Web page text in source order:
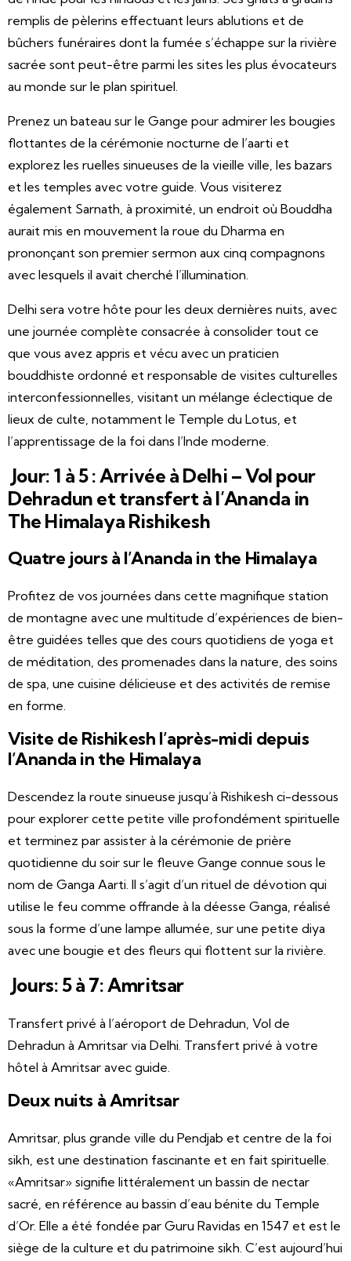
remplis de pèlerins effectuant leurs ablutions et de
bûchers funéraires dont la fumée s’échappe sur la rivière
sacrée sont peut-être parmi les sites les plus évocateurs
au monde sur le plan spirituel.
Prenez un bateau sur le Gange pour admirer les bougies
flottantes de la cérémonie nocturne de l’aarti et
explorez les ruelles sinueuses de la vieille ville, les bazars
et les temples avec votre guide. Vous visiterez
également Sarnath, à proximité, un endroit où Bouddha
aurait mis en mouvement la roue du Dharma en
prononçant son premier sermon aux cinq compagnons
avec lesquels il avait cherché l’illumination.
Delhi sera votre hôte pour les deux dernières nuits, avec
une journée complète consacrée à consolider tout ce
que vous avez appris et vécu avec un praticien
bouddhiste ordonné et responsable de visites culturelles
interconfessionnelles, visitant un mélange éclectique de
lieux de culte, notamment le Temple du Lotus, et
l’apprentissage de la foi dans l’Inde moderne.
Jour: 1 à 5 : Arrivée à Delhi – Vol pour
Dehradun et transfert à l’Ananda in
The Himalaya Rishikesh
Quatre jours à l’Ananda in the Himalaya
Profitez de vos journées dans cette magnifique station
de montagne avec une multitude d’expériences de bien-
être guidées telles que des cours quotidiens de yoga et
de méditation, des promenades dans la nature, des soins
de spa, une cuisine délicieuse et des activités de remise
en forme.
Visite de Rishikesh l’après-midi depuis
l’Ananda in the Himalaya
Descendez la route sinueuse jusqu’à Rishikesh ci-dessous
pour explorer cette petite ville profondément spirituelle
et terminez par assister à la cérémonie de prière
quotidienne du soir sur le fleuve Gange connue sous le
nom de Ganga Aarti. Il s’agit d’un rituel de dévotion qui
utilise le feu comme offrande à la déesse Ganga, réalisé
sous la forme d’une lampe allumée, sur une petite diya
avec une bougie et des fleurs qui flottent sur la rivière.
Jours: 5 à 7: Amritsar
Transfert privé à l’aéroport de Dehradun, Vol de
Dehradun à Amritsar via Delhi. Transfert privé à votre
hôtel à Amritsar avec guide.
Deux nuits à Amritsar
Amritsar, plus grande ville du Pendjab et centre de la foi
sikh, est une destination fascinante et en fait spirituelle.
«Amritsar» signifie littéralement un bassin de nectar
sacré, en référence au bassin d’eau bénite du Temple
d’Or. Elle a été fondée par Guru Ravidas en 1547 et est le
siège de la culture et du patrimoine sikh. C’est aujourd’hui